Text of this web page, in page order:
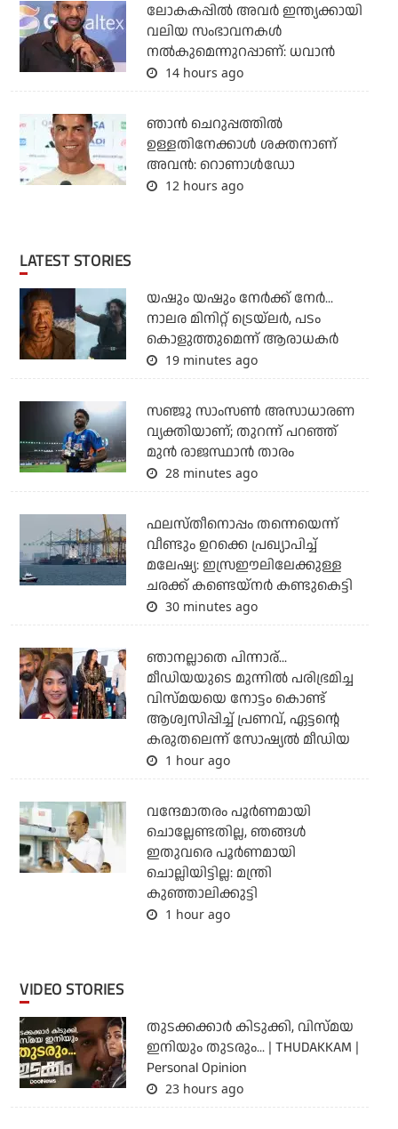
ലോകകപ്പിൽ അവര്‍ ഇന്ത്യക്കായി
വലിയ സംഭാവനകള്‍
നല്‍കുമെന്നുറപ്പാണ്: ധവാന്‍
14 hours ago
ഞാന്‍ ചെറുപ്പത്തില്‍
ഉള്ളതിനേക്കാള്‍ ശക്തനാണ്
അവന്‍: റൊണാള്‍ഡോ
12 hours ago
LATEST STORIES
യഷും യഷും നേര്‍ക്ക് നേര്‍...
നാലര മിനിറ്റ് ട്രെയ്‌ലര്‍, പടം
കൊളുത്തുമെന്ന് ആരാധകര്‍
19 minutes ago
സഞ്ജു സാംസണ്‍ അസാധാരണ
വ്യക്തിയാണ്; തുറന്ന് പറഞ്ഞ്
മുന്‍ രാജസ്ഥാന്‍ താരം
28 minutes ago
ഫലസ്തീനൊപ്പം തന്നെയെന്ന്
വീണ്ടും ഉറക്കെ പ്രഖ്യാപിച്ച്
മലേഷ്യ: ഇസ്രഈലിലേക്കുള്ള
ചരക്ക് കണ്ടെയ്‌നര്‍ കണ്ടുകെട്ടി
30 minutes ago
ഞാനല്ലാതെ പിന്നാര്...
മീഡിയയുടെ മുന്നില്‍ പരിഭ്രമിച്ച
വിസ്മയയെ നോട്ടം കൊണ്ട്
ആശ്വസിപ്പിച്ച് പ്രണവ്, ഏട്ടന്റെ
കരുതലെന്ന് സോഷ്യല്‍ മീഡിയ
1 hour ago
വന്ദേമാതരം പൂര്‍ണമായി
ചൊല്ലേണ്ടതില്ല, ഞങ്ങള്‍
ഇതുവരെ പൂര്‍ണമായി
ചൊല്ലിയിട്ടില്ല: മന്ത്രി
കുഞ്ഞാലിക്കുട്ടി
1 hour ago
VIDEO STORIES
തുടക്കക്കാര്‍ കിടുക്കി, വിസ്മയ
ഇനിയും തുടരും... | THUDAKKAM |
Personal Opinion
23 hours ago